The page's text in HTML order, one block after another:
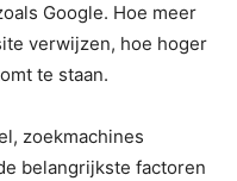
Google. Hoe meer
verwijzen, hoe hoger
te staan.
zoekmachines
belangrijkste factoren